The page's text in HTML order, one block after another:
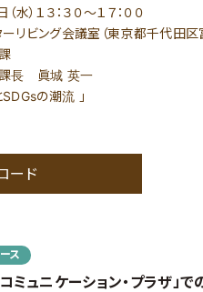
）１３：３０～１７：００
ビング会議室（東京都千代田区
長 眞城 英一
の潮流 」
ード
ス
ュニケーション・プラザ」で